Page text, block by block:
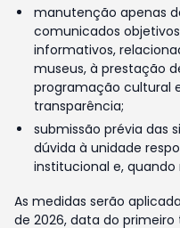
manutenção apenas
comunicados
informativos,
museus, à prestação
programação cultural
transparência;
submissão prévia das
dúvida à unidade
institucional e, quando
As medidas serão
de 2026, data do